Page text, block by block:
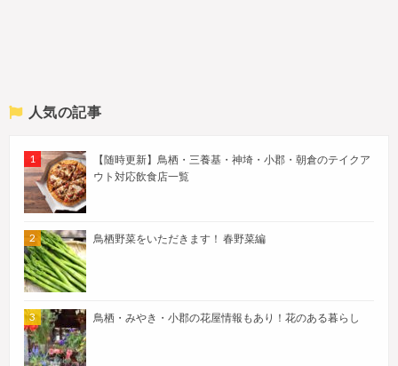
人気の記事
【随時更新】鳥栖・三養基・神埼・小郡・朝倉のテイクア
ウト対応飲食店一覧
鳥栖野菜をいただきます！ 春野菜編
鳥栖・みやき・小郡の花屋情報もあり！花のある暮らし